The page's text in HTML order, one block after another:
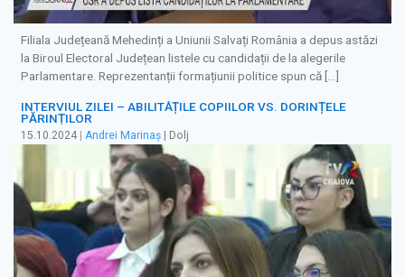
Filiala Județeană Mehedinți a Uniunii Salvați România a depus astăzi
la Biroul Electoral Județean listele cu candidații de la alegerile
Parlamentare. Reprezentanții formațiunii politice spun că […]
INTERVIUL ZILEI – ABILITĂȚILE COPIILOR VS. DORINȚELE
PĂRINȚILOR
15.10.2024 Andrei Marinaș | Dolj